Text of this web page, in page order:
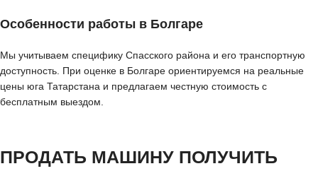
Особенности работы в Болгаре
Мы учитываем специфику Спасского района и его транспортную
доступность. При оценке в Болгаре ориентируемся на реальные
цены юга Татарстана и предлагаем честную стоимость с
бесплатным выездом.
ПРОДАТЬ МАШИНУ ПОЛУЧИТЬ